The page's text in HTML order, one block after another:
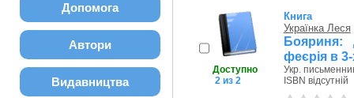
Допомога
Автори
Видавництва
Доступно
2 из 2
Книга
Українка Леся
Бояриня:
феєрія в 3-
Укр.
ISBN відсутній